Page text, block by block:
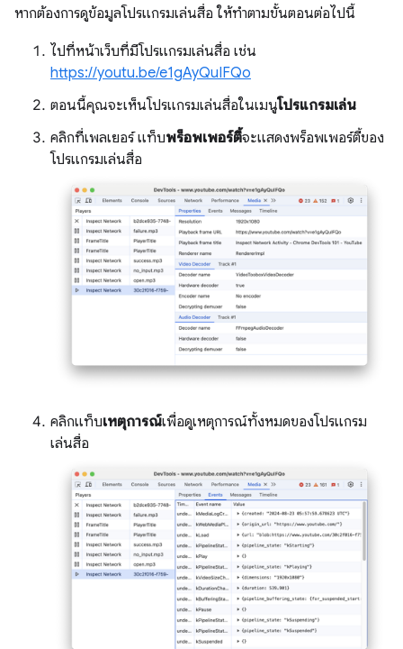
หากต้องการดูข้อมูลโปรแกรมเล่นสื่อ ให้ทำตามขั้นตอนต่อไปนี้
ไปที่หน้าเว็บที่มีโปรแกรมเล่นสื่อ เช่น
https://youtu.be/e1gAyQuIFQo
ตอนนี้คุณจะเห็นโปรแกรมเล่นสื่อในเมนูโปรแกรมเล่น
คลิกที่เพลเยอร์ แท็บพร็อพเพอร์ตี้จะแสดงพร็อพเพอร์ตี้ของ
โปรแกรมเล่นสื่อ
คลิกแท็บเหตุการณ์เพื่อดูเหตุการณ์ทั้งหมดของโปรแกรม
เล่นสื่อ